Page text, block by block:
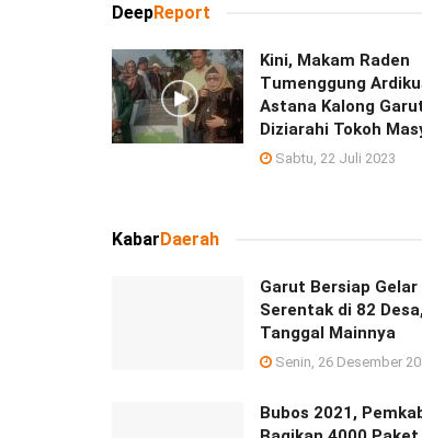
DeepReport
Kini, Makam Raden
Tumenggung
Astana Kalong
Diziarahi Tokoh
Sabtu, 22 Juli 2023
KabarDaerah
Garut Bersiap Gelar
Serentak di 82
Tanggal Mainnya
Senin, 26 Desember
Bubos 2021,